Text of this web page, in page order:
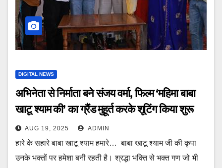
DIGITAL NEWS
अभिनेता से निर्माता बने संजय वर्मा, फिल्म ‘महिमा बाबा
खाटू श्याम की’ का ग्रैंड मुहूर्त करके शूटिंग किया शुरू
AUG 19, 2025 ADMIN
हारे के सहारे बाबा खाटू श्याम हमारे… बाबा खाटू श्याम जी की कृपा
उनके भक्तों पर हमेशा बनी रहती है। श्रद्धा भक्ति से भक्त गण जो भी